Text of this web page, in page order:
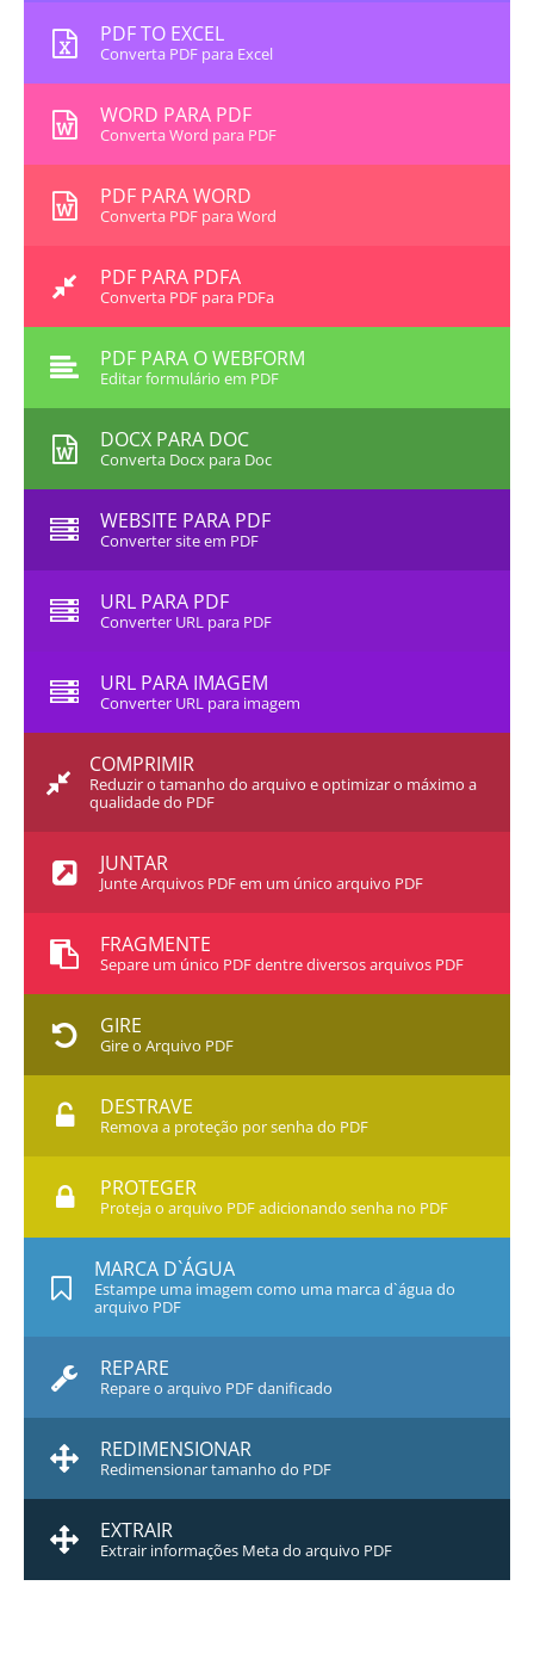
PDF TO EXCEL
Converta PDF para Excel
WORD PARA PDF
Converta Word para PDF
PDF PARA WORD
Converta PDF para Word
PDF PARA PDFA
Converta PDF para PDFa
PDF PARA O WEBFORM
Editar formulário em PDF
DOCX PARA DOC
Converta Docx para Doc
WEBSITE PARA PDF
Converter site em PDF
URL PARA PDF
Converter URL para PDF
URL PARA IMAGEM
Converter URL para imagem
COMPRIMIR
Reduzir o tamanho do arquivo e optimizar o máximo a
qualidade do PDF
JUNTAR
Junte Arquivos PDF em um único arquivo PDF
FRAGMENTE
Separe um único PDF dentre diversos arquivos PDF
GIRE
Gire o Arquivo PDF
DESTRAVE
Remova a proteção por senha do PDF
PROTEGER
Proteja o arquivo PDF adicionando senha no PDF
MARCA D`ÁGUA
Estampe uma imagem como uma marca d`água do
arquivo PDF
REPARE
Repare o arquivo PDF danificado
REDIMENSIONAR
Redimensionar tamanho do PDF
EXTRAIR
Extrair informações Meta do arquivo PDF